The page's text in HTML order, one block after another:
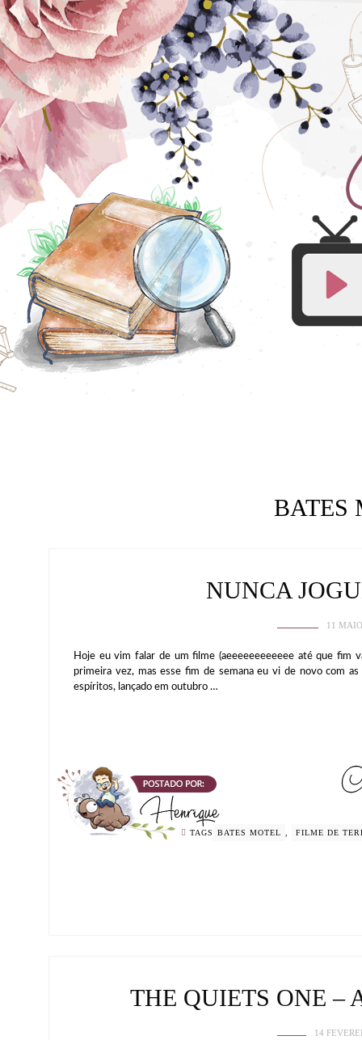
BATES
NUNCA
11
Hoje eu vim falar de um filme (aeeeeeeeeeeee até que fim
primeira vez, mas esse fim de semana eu vi de novo com
espíritos, lançado em outubro …
TAGS BATES MOTEL , FILME DE
THE QUIETS ONE –
14